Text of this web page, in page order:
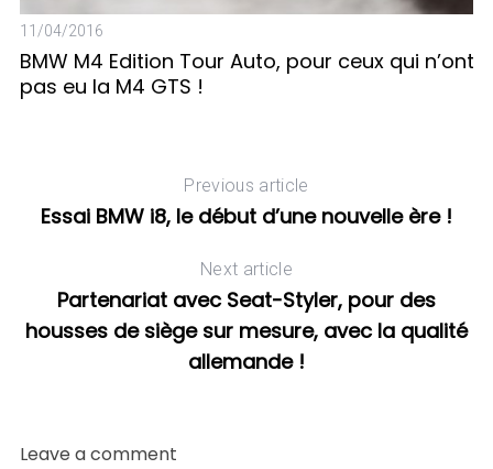
11/04/2016
BMW M4 Edition Tour Auto, pour ceux qui n’ont
pas eu la M4 GTS !
Previous article
Essai BMW i8, le début d’une nouvelle ère !
Next article
Partenariat avec Seat-Styler, pour des
housses de siège sur mesure, avec la qualité
allemande !
Leave a comment